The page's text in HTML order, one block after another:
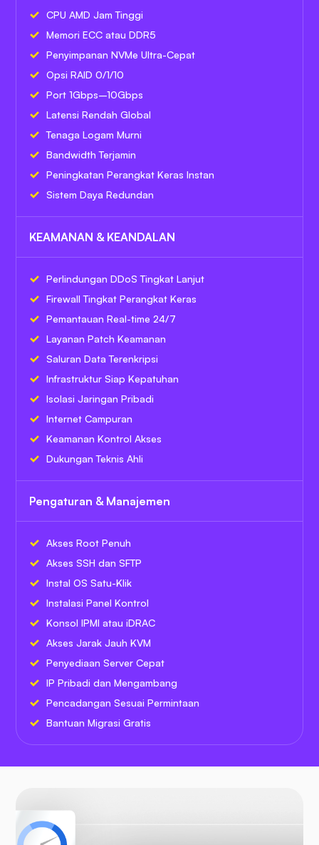
CPU AMD Jam Tinggi
Memori ECC atau DDR5
Penyimpanan NVMe Ultra-Cepat
Opsi RAID 0/1/10
Port 1Gbps–10Gbps
Latensi Rendah Global
Tenaga Logam Murni
Bandwidth Terjamin
Peningkatan Perangkat Keras Instan
Sistem Daya Redundan
KEAMANAN & KEANDALAN
Perlindungan DDoS Tingkat Lanjut
Firewall Tingkat Perangkat Keras
Pemantauan Real-time 24/7
Layanan Patch Keamanan
Saluran Data Terenkripsi
Infrastruktur Siap Kepatuhan
Isolasi Jaringan Pribadi
Internet Campuran
Keamanan Kontrol Akses
Dukungan Teknis Ahli
Pengaturan & Manajemen
Akses Root Penuh
Akses SSH dan SFTP
Instal OS Satu-Klik
Instalasi Panel Kontrol
Konsol IPMI atau iDRAC
Akses Jarak Jauh KVM
Penyediaan Server Cepat
IP Pribadi dan Mengambang
Pencadangan Sesuai Permintaan
Bantuan Migrasi Gratis